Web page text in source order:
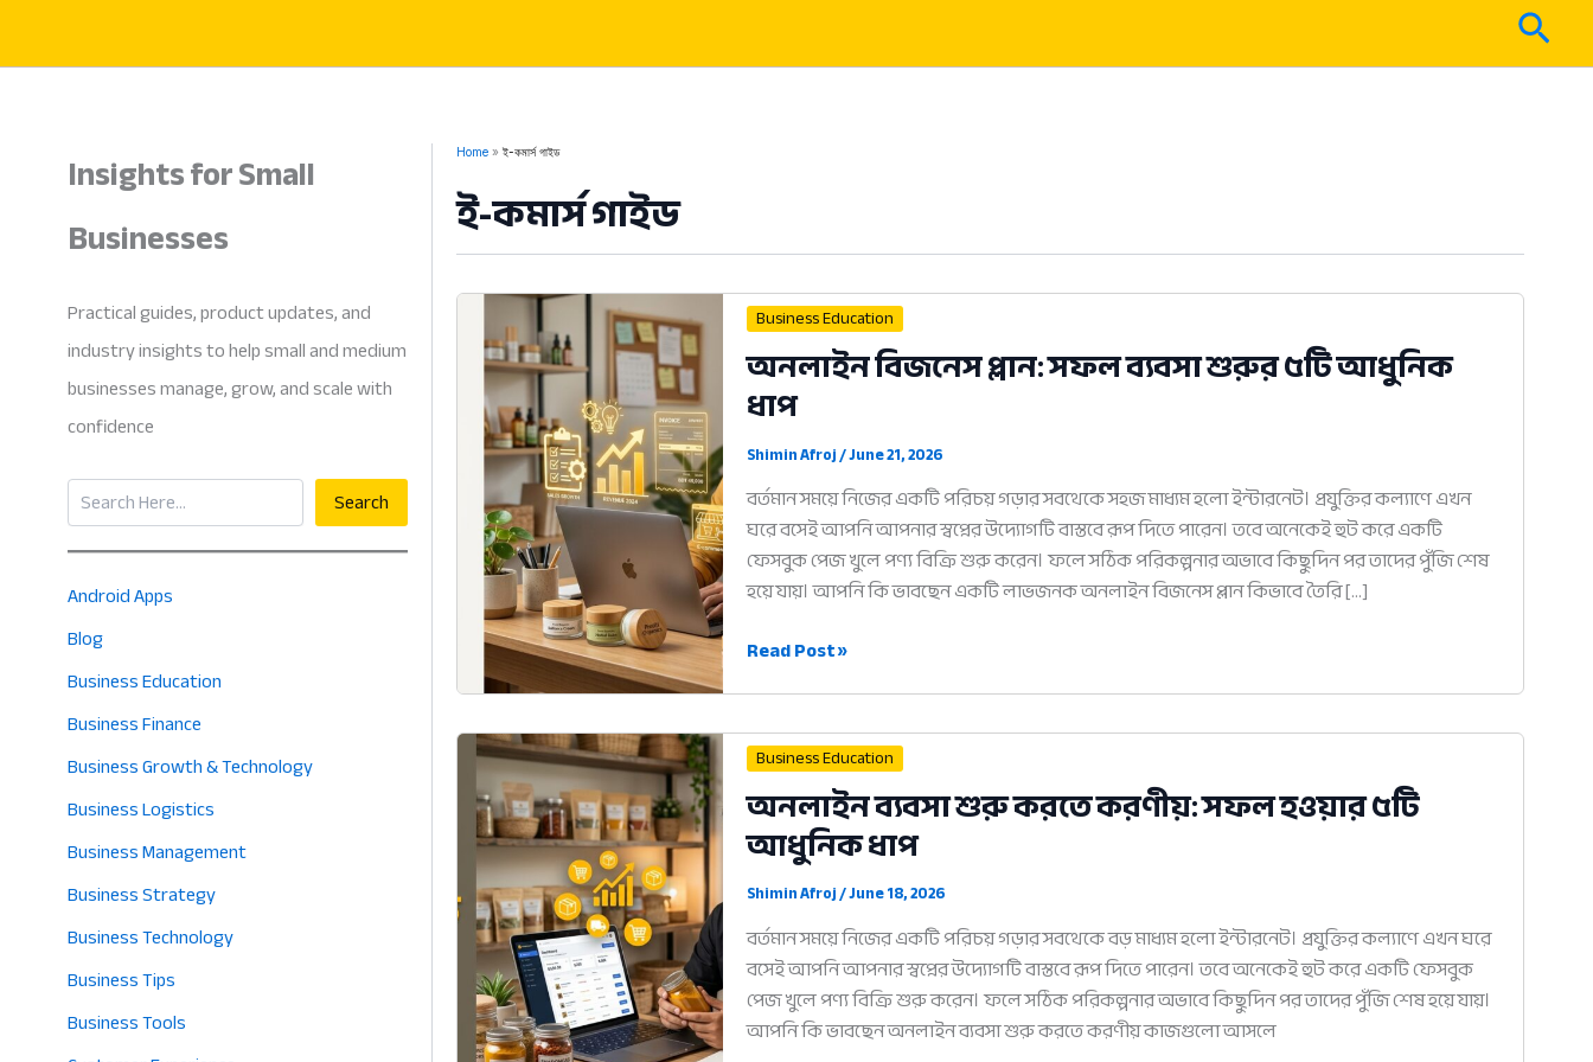
content
Insights for Small
Businesses
Practical guides, product updates, and
industry insights to help small and medium
businesses manage, grow, and scale with
confidence
Search Search
Android Apps
Blog
Business Education
Business Finance
Business Growth & Technology
Business Logistics
Business Management
Business Strategy
Business Technology
Business Tips
Business Tools
Home ই-কমার্স গাইড
ই-কমার্স গাইড
Business Education
অনলাইন বিজনেস প্লান: সফল ব্যবসা শুরুর ৫টি আধুনিক
ধাপ
Shimin Afroj/June 21, 2026
বর্তমান সময়ে নিজের একটি পরিচয় গড়ার সবথেকে সহজ মাধ্যম হলো ইন্টারনেট। প্রযুক্তির কল্যাণে এখন
ঘরে বসেই আপনি আপনার স্বপ্নের উদ্যোগটি বাস্তবে রূপ দিতে পারেন। তবে অনেকেই হুট করে একটি
ফেসবুক পেজ খুলে পণ্য বিক্রি শুরু করেন। ফলে সঠিক পরিকল্পনার অভাবে কিছুদিন পর তাদের পুঁজি শেষ
হয়ে যায়। আপনি কি ভাবছেন একটি লাভজনক অনলাইন বিজনেস প্লান কিভাবে তৈরি […]
অনলাইন
সফল
ব্যবসা
শুরুর
৫টি
আধুনিক
ধাপ
Read Post »
Business Education
অনলাইন ব্যবসা শুরু করতে করণীয়: সফল হওয়ার ৫টি
আধুনিক ধাপ
Shimin Afroj/June 18, 2026
বর্তমান সময়ে নিজের একটি পরিচয় গড়ার সবথেকে বড় মাধ্যম হলো ইন্টারনেট। প্রযুক্তির কল্যাণে এখন ঘরে
বসেই আপনি আপনার স্বপ্নের উদ্যোগটি বাস্তবে রূপ দিতে পারেন। তবে অনেকেই হুট করে একটি ফেসবুক
পেজ খুলে পণ্য বিক্রি শুরু করেন। ফলে সঠিক পরিকল্পনার অভাবে কিছুদিন পর তাদের পুঁজি শেষ হয়ে যায়।
আপনি কি ভাবছেন অনলাইন ব্যবসা শুরু করতে করণীয় কাজগুলো আসলে